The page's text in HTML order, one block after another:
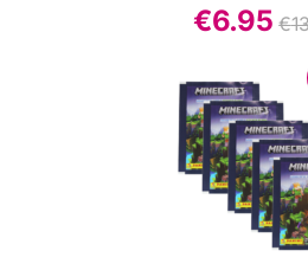
€6.95 €